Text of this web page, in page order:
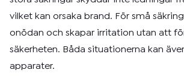
vilket kan orsaka brand. För små
onödan och skapar irritation utan att
säkerheten. Båda situationerna kan
apparater.